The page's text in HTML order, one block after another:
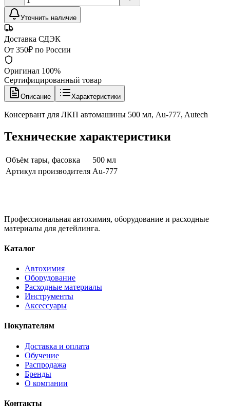
Уточнить наличие
Доставка СДЭК
От 350₽ по России
Оригинал 100%
Сертифицированный товар
Описание Характеристики
Консервант для ЛКП автомашины 500 мл, Au-777, Autech
Технические характеристики
Объём тары, фасовка
500 мл
Артикул производителя Au-777
Профессиональная автохимия, оборудование и расходные
материалы для детейлинга.
Каталог
Автохимия
Оборудование
Расходные материалы
Инструменты
Аксессуары
Покупателям
Доставка и оплата
Обучение
Распродажа
Бренды
О компании
Контакты